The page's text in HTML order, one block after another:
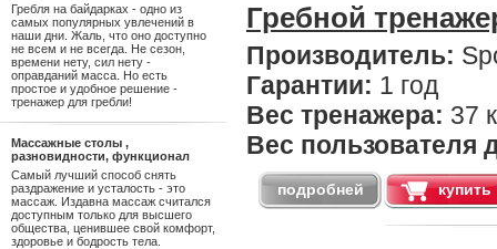
Гребной
Производитель:
Гарантии: 1 год
Вес тренажера: 37
Вес пользователя
подробней купить
Гребля на байдарках - одно из
самых популярных увлечений в
наши дни. Жаль, что оно доступно
не всем и не всегда. Не сезон,
времени нету, сил нету -
оправданий масса. Но есть
простое и удобное решение -
тренажер для гребли!
Массажные столы ,
разновидности, функционал
Самый лучший способ снять
раздражение и усталость - это
массаж. Издавна массаж считался
доступным только для высшего
общества, ценившее свой комфорт,
здоровье и бодрость тела.